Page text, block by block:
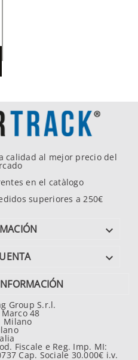
calidad al mejor precio del
en el catàlogo
superiores a 250€


Group S.r.l.
48
Milano
Fiscale e Reg. Imp. MI:
Cap. Sociale 30.000€ i.v.